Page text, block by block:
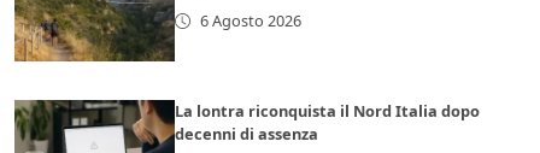
6 Agosto 2026
La lontra riconquista il Nord Italia dopo
decenni di assenza